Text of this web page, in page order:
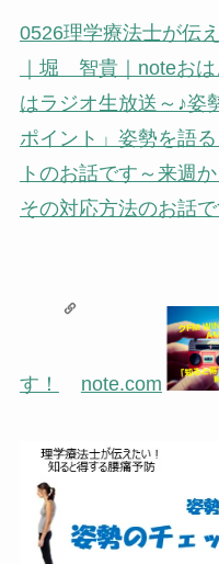
0526理学療法士が伝
｜堀 智貴｜noteお
はラジオ生放送～♪姿
ポイント」姿勢を語
トのお話です～来週
その対応方法のお話
す！ note.com